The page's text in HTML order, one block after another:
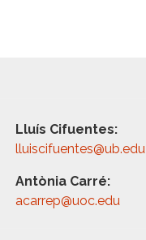
Lluís Cifuentes:
lluiscifuentes@ub.edu
Antònia Carré:
acarrep@uoc.edu